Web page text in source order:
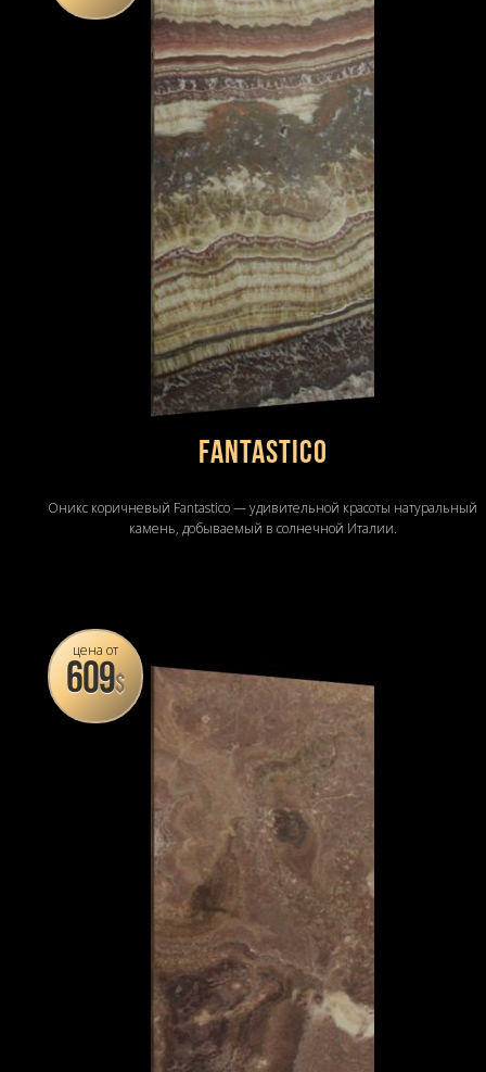
Fantastico
Оникс коричневый Fantastico — удивительной красоты натуральный
камень, добываемый в солнечной Италии.
цена от
609$